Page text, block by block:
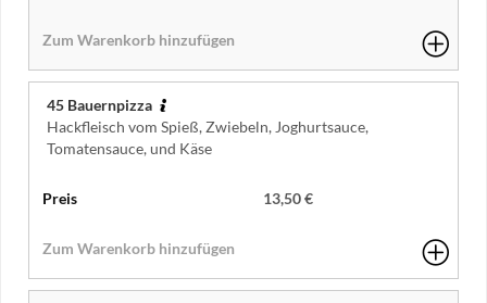
45 Bauernpizza
Hackfleisch vom Spieß, Zwiebeln, Joghurtsauce,
Tomatensauce, und Käse
13,50 €